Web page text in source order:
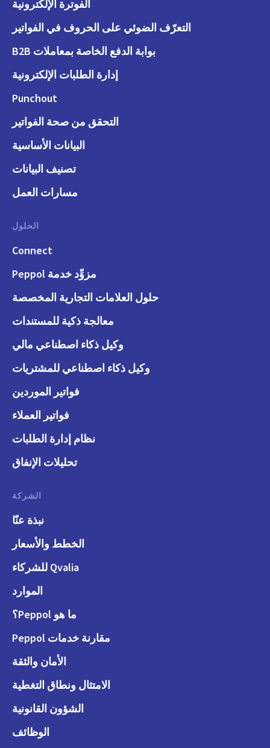
الفوترة الإلكترونية
التعرّف الضوئي على الحروف في الفواتير
بوابة الدفع الخاصة بمعاملات B2B
إدارة الطلبات الإلكترونية
Punchout
التحقق من صحة الفواتير
البيانات الأساسية
تصنيف البيانات
مسارات العمل
الحلول
Connect
مزوِّد خدمة Peppol
حلول العلامات التجارية المخصصة
معالجة ذكية للمستندات
وكيل ذكاء اصطناعي مالي
وكيل ذكاء اصطناعي للمشتريات
فواتير الموردين
فواتير العملاء
نظام إدارة الطلبات
تحليلات الإنفاق
الشركة
نبذة عنّا
الخطط والأسعار
Qvalia للشركاء
الموارد
ما هو Peppol؟
مقارنة خدمات Peppol
الأمان والثقة
الامتثال ونطاق التغطية
الشؤون القانونية
الوظائف